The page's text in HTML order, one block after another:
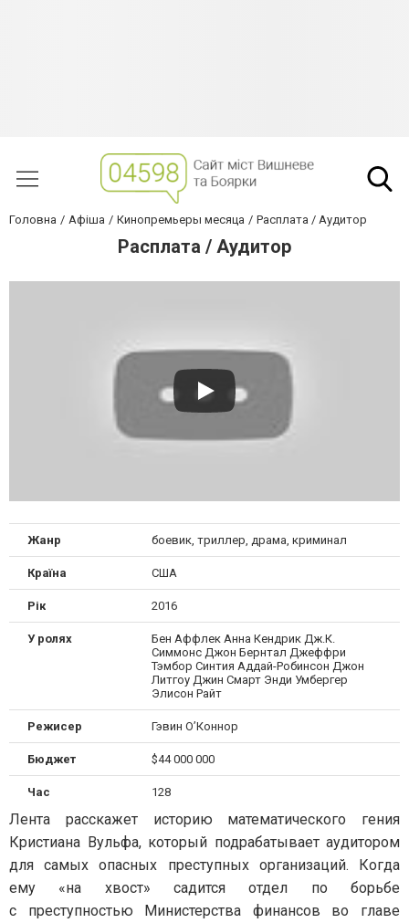
Головна Афіша Кинопремьеры месяца Расплата / Аудитор
Расплата / Аудитор
Жанр боевик, триллер, драма, криминал
Країна США
Рік 2016
У ролях
Бен Аффлек Анна Кендрик Дж.К.
Симмонс Джон Бернтал Джеффри
Тэмбор Синтия Аддай-Робинсон Джон
Литгоу Джин Смарт Энди Умбергер
Элисон Райт
Режисер Гэвин О’Коннор
Бюджет $44 000 000
Час 128
Лента расскажет историю математического гения
Кристиана Вульфа, который подрабатывает аудитором
для самых опасных преступных организаций. Когда
ему «на хвост» садится отдел по борьбе
с преступностью Министерства финансов во главе